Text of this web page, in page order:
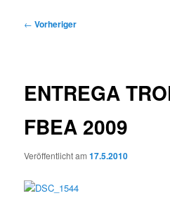
Beitragsnavigation
← Vorheriger
ENTREGA
FBEA 2009
Veröffentlicht am17.5.2010